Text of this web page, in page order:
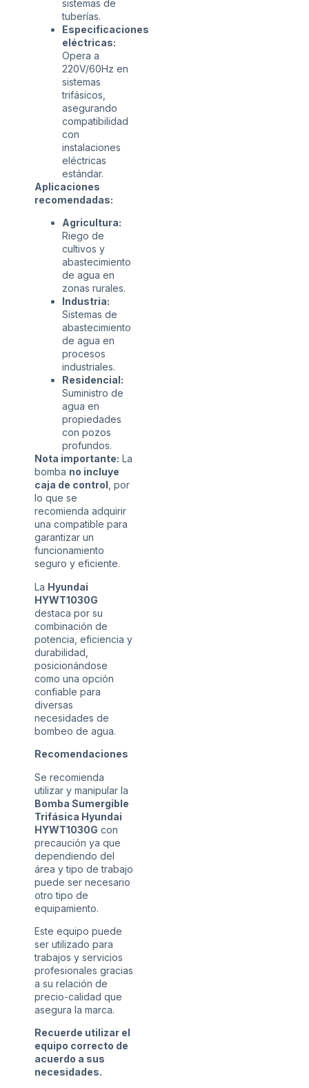
sistemas de
tuberías.
Especificaciones
eléctricas:
Opera a
220V/60Hz en
sistemas
trifásicos,
asegurando
compatibilidad
con
instalaciones
eléctricas
estándar.
Aplicaciones
recomendadas:
Agricultura:
Riego de
cultivos y
abastecimiento
de agua en
zonas rurales.
Industria:
Sistemas de
abastecimiento
de agua en
procesos
industriales.
Residencial:
Suministro de
agua en
propiedades
con pozos
profundos.
Nota importante: La
bomba no incluye
caja de control , por
lo que se
recomienda adquirir
una compatible para
garantizar un
funcionamiento
seguro y eficiente.
La Hyundai
HYWT1030G
destaca por su
combinación de
potencia, eficiencia y
durabilidad,
posicionándose
como una opción
confiable para
diversas
necesidades de
bombeo de agua.
Recomendaciones
Se recomienda
utilizar y manipular la
Bomba Sumergible
Trifásica Hyundai
HYWT1030G con
precaución ya que
dependiendo del
área y tipo de trabajo
puede ser necesario
otro tipo de
equipamiento.
Este equipo puede
ser utilizado para
trabajos y servicios
profesionales gracias
a su relación de
precio-calidad que
asegura la marca.
Recuerde utilizar el
equipo correcto de
acuerdo a sus
necesidades.